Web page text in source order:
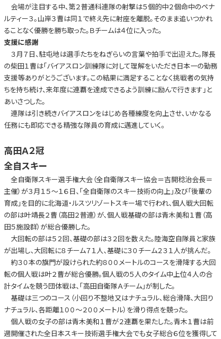
会場が注目する中、第２普通科連隊の射撃は５個的中２個命中のペナ
ルティー３。山岸３曹は同１で終え先に射座を離脱。そのまま追いつかれ
ることなく優勝を勝ち取った。Ｂチームは４位に入った。
支援に感謝
３月７日、駐屯地は選手たちをねぎらいの言葉や拍手で出迎えた。隊長
の柴田１曹は「バイアスロン訓練隊に対して理解をいただき日本一の勤務
支援等ありがとうございます。この結果に満足することなく挑戦者の気持
ちを持ち続け、来年度に連覇を達成できるよう訓練に励んで行きます」と
あいさつした。
連隊は引き続きバイアスロンをはじめ各種練度を向上させ、いかなる
任務にも即応できる精強な隊員の育成に邁進していく。
高田Ａ２冠
全自スキー
全自衛隊スキー選手権大会（全自衛隊スキー協会＝吉開稔治会長＝
主催）が３月１５～１６日、「全自衛隊のスキー技術の向上」及び「後輩の
育成」を目的に北海道・ルスツリゾートスキー場で行われ、個人戦大回転
の部は叶靖長２曹（高田２普連）が、個人戦基礎の部は青木美和１曹（高
田５施設群）が総合優勝した。
大回転の部は５２回、基礎の部は３２回を数えた。陸海空自隊員と家族
が出場し、大回転に８チーム７１人、基礎に３０チーム２３１人が挑んだ。
約３０本の旗門が設けられた約８００メートルのコースを滑降する大回
転の個人戦は叶２曹が総合優勝。個人戦の５人のタイム中上位４人の合
計タイムを競う団体戦は、「高田自衛隊Ａチーム」が制した。
基礎は三つのコース（小回り不整地又はナチュラル、総合滑降、大回り
ナチュラル、各距離１００～２００メートル）を滑り得点を競った。
個人戦の女子の部は青木美和１曹が２連覇を果たした。青木１曹は前
週開催された全日本スキー技術選手権大会でも女子総合６位を獲得して